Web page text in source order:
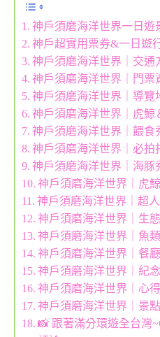
神戶須磨海洋世界一日遊
神戶超實用票券&一日遊
神戶須磨海洋世界｜交通
神戶須磨海洋世界｜門票
神戶須磨海洋世界｜導覽
神戶須磨海洋世界｜虎鯨
神戶須磨海洋世界｜餵食
神戶須磨海洋世界｜必拍
神戶須磨海洋世界｜海豚
神戶須磨海洋世界｜虎
神戶須磨海洋世界｜超
神戶須磨海洋世界｜生
神戶須磨海洋世界｜魚
神戶須磨海洋世界｜餐廳
神戶須磨海洋世界｜紀
神戶須磨海洋世界｜心
神戶須磨海洋世界｜景
📸 跟著滿分環遊全台灣